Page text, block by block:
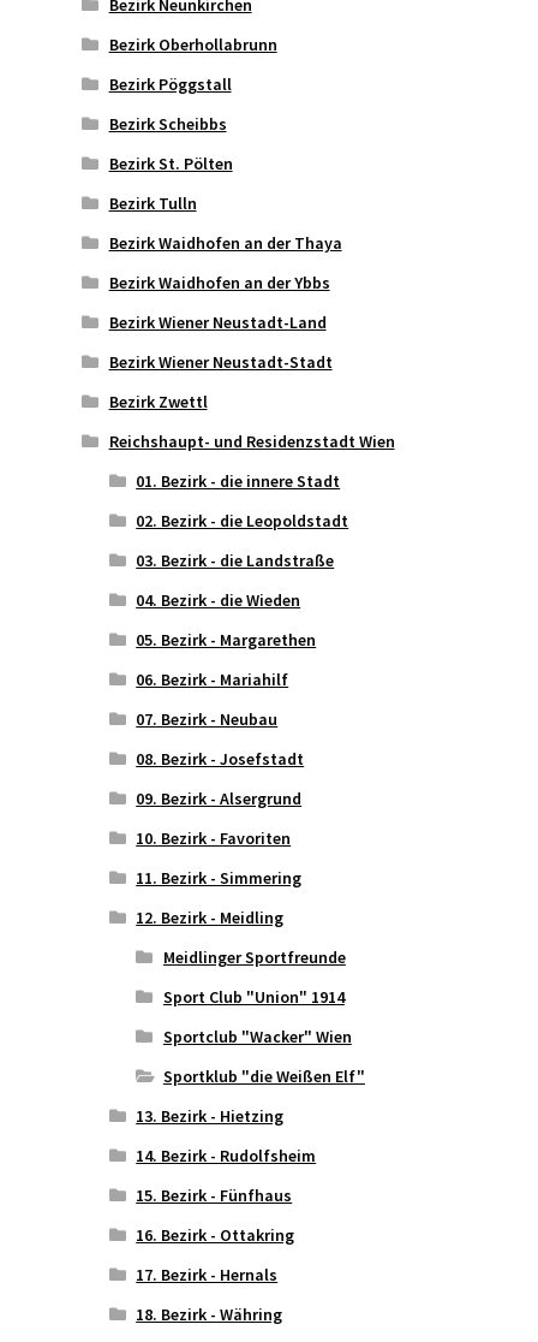
Bezirk Neunkirchen
Bezirk Oberhollabrunn
Bezirk Pöggstall
Bezirk Scheibbs
Bezirk St. Pölten
Bezirk Tulln
Bezirk Waidhofen an der Thaya
Bezirk Waidhofen an der Ybbs
Bezirk Wiener Neustadt-Land
Bezirk Wiener Neustadt-Stadt
Bezirk Zwettl
Reichshaupt- und Residenzstadt Wien
01. Bezirk - die innere Stadt
02. Bezirk - die Leopoldstadt
03. Bezirk - die Landstraße
04. Bezirk - die Wieden
05. Bezirk - Margarethen
06. Bezirk - Mariahilf
07. Bezirk - Neubau
08. Bezirk - Josefstadt
09. Bezirk - Alsergrund
10. Bezirk - Favoriten
11. Bezirk - Simmering
12. Bezirk - Meidling
Meidlinger Sportfreunde
Sport Club "Union" 1914
Sportclub "Wacker" Wien
Sportklub "die Weißen Elf"
13. Bezirk - Hietzing
14. Bezirk - Rudolfsheim
15. Bezirk - Fünfhaus
16. Bezirk - Ottakring
17. Bezirk - Hernals
18. Bezirk - Währing